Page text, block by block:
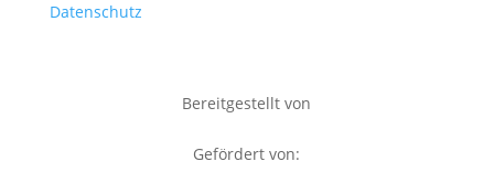
Datenschutz
Bereitgestellt von
Gefördert von: